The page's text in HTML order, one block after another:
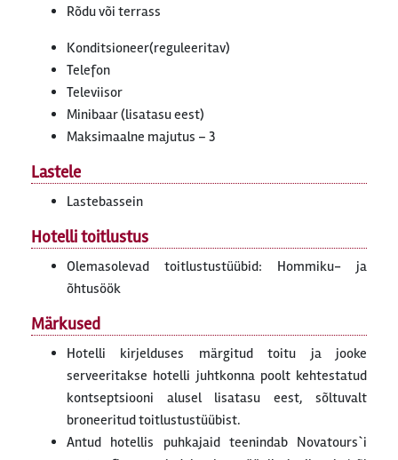
Rõdu või terrass
Konditsioneer(reguleeritav)
Telefon
Televiisor
Minibaar (lisatasu eest)
Maksimaalne majutus – 3
Lastele
Lastebassein
Hotelli toitlustus
Olemasolevad toitlustustüübid: Hommiku- ja
õhtusöök
Märkused
Hotelli kirjelduses märgitud toitu ja jooke
serveeritakse hotelli juhtkonna poolt kehtestatud
kontseptsiooni alusel lisatasu eest, sõltuvalt
broneeritud toitlustustüübist.
Antud hotellis puhkajaid teenindab Novatours`i